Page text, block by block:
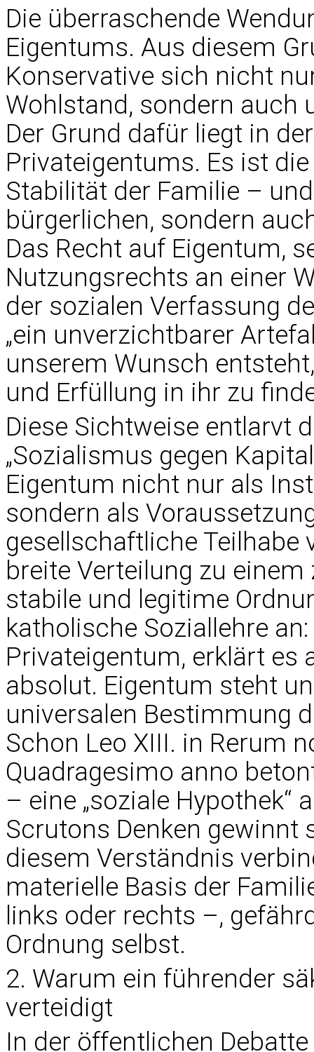
Die überraschende
Eigentums. Aus diesem
Konservative sich nicht
Wohlstand, sondern auch
Der Grund dafür liegt in
Privateigentums. Es ist
Stabilität der Familie –
bürgerlichen, sondern
Das Recht auf Eigentum,
Nutzungsrechts an einer
der sozialen Verfassung
„ein unverzichtbarer
unserem Wunsch
und Erfüllung in ihr zu
Diese Sichtweise entlarvt
„Sozialismus gegen
Eigentum nicht nur als
sondern als
gesellschaftliche Teilhabe
breite Verteilung zu
stabile und legitime
katholische Soziallehre
Privateigentum, erklärt
absolut. Eigentum steht
universalen Bestimmung
Schon Leo XIII. in Rerum
Quadragesimo anno
– eine „soziale Hypothek“
Scrutons Denken gewinnt
diesem Verständnis
materielle Basis der
links oder rechts –,
Ordnung selbst.
2. Warum ein führender
verteidigt
In der öffentlichen